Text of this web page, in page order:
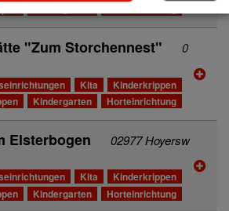
"Zum Storchennest"
0
Kita
Kinderkrippen
Kindergarten Horteinrichtung
Elsterbogen
02977 Hoyersw
Kita
Kinderkrippen
Kindergarten Horteinrichtung